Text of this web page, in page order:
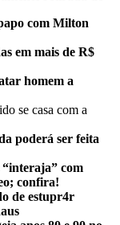
com Milton
em mais de R$
homem a
se casa com a
poderá ser feita
com
confira!
de estupr4r